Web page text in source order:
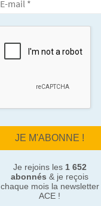
Je rejoins les 1 652
abonnés & je reçois
chaque mois la newsletter
ACE !